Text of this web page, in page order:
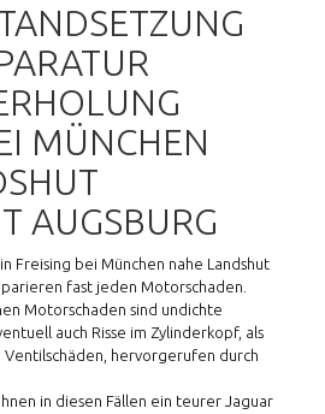
MÜNCHEN
AUGSBURG
Freising bei München nahe Landshut
fast jeden Motorschaden.
Motorschaden sind undichte
auch Risse im Zylinderkopf, als
hervorgerufen durch
in diesen Fällen ein teurer Jaguar